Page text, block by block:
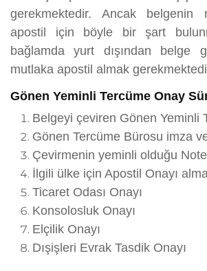
gerekmektedir. Ancak belgenin
apostil için böyle bir şart
bağlamda yurt dışından belge
mutlaka apostil almak
Gönen Yeminli Tercüme Onay
Belgeyi çeviren Gönen Yeminli
Gönen Tercüme Bürosu imza
Çevirmenin yeminli olduğu
İlgili ülke için Apostil Onayı
Ticaret Odası Onayı
Konsolosluk Onayı
Elçilik Onayı
Dışişleri Evrak Tasdik Onayı